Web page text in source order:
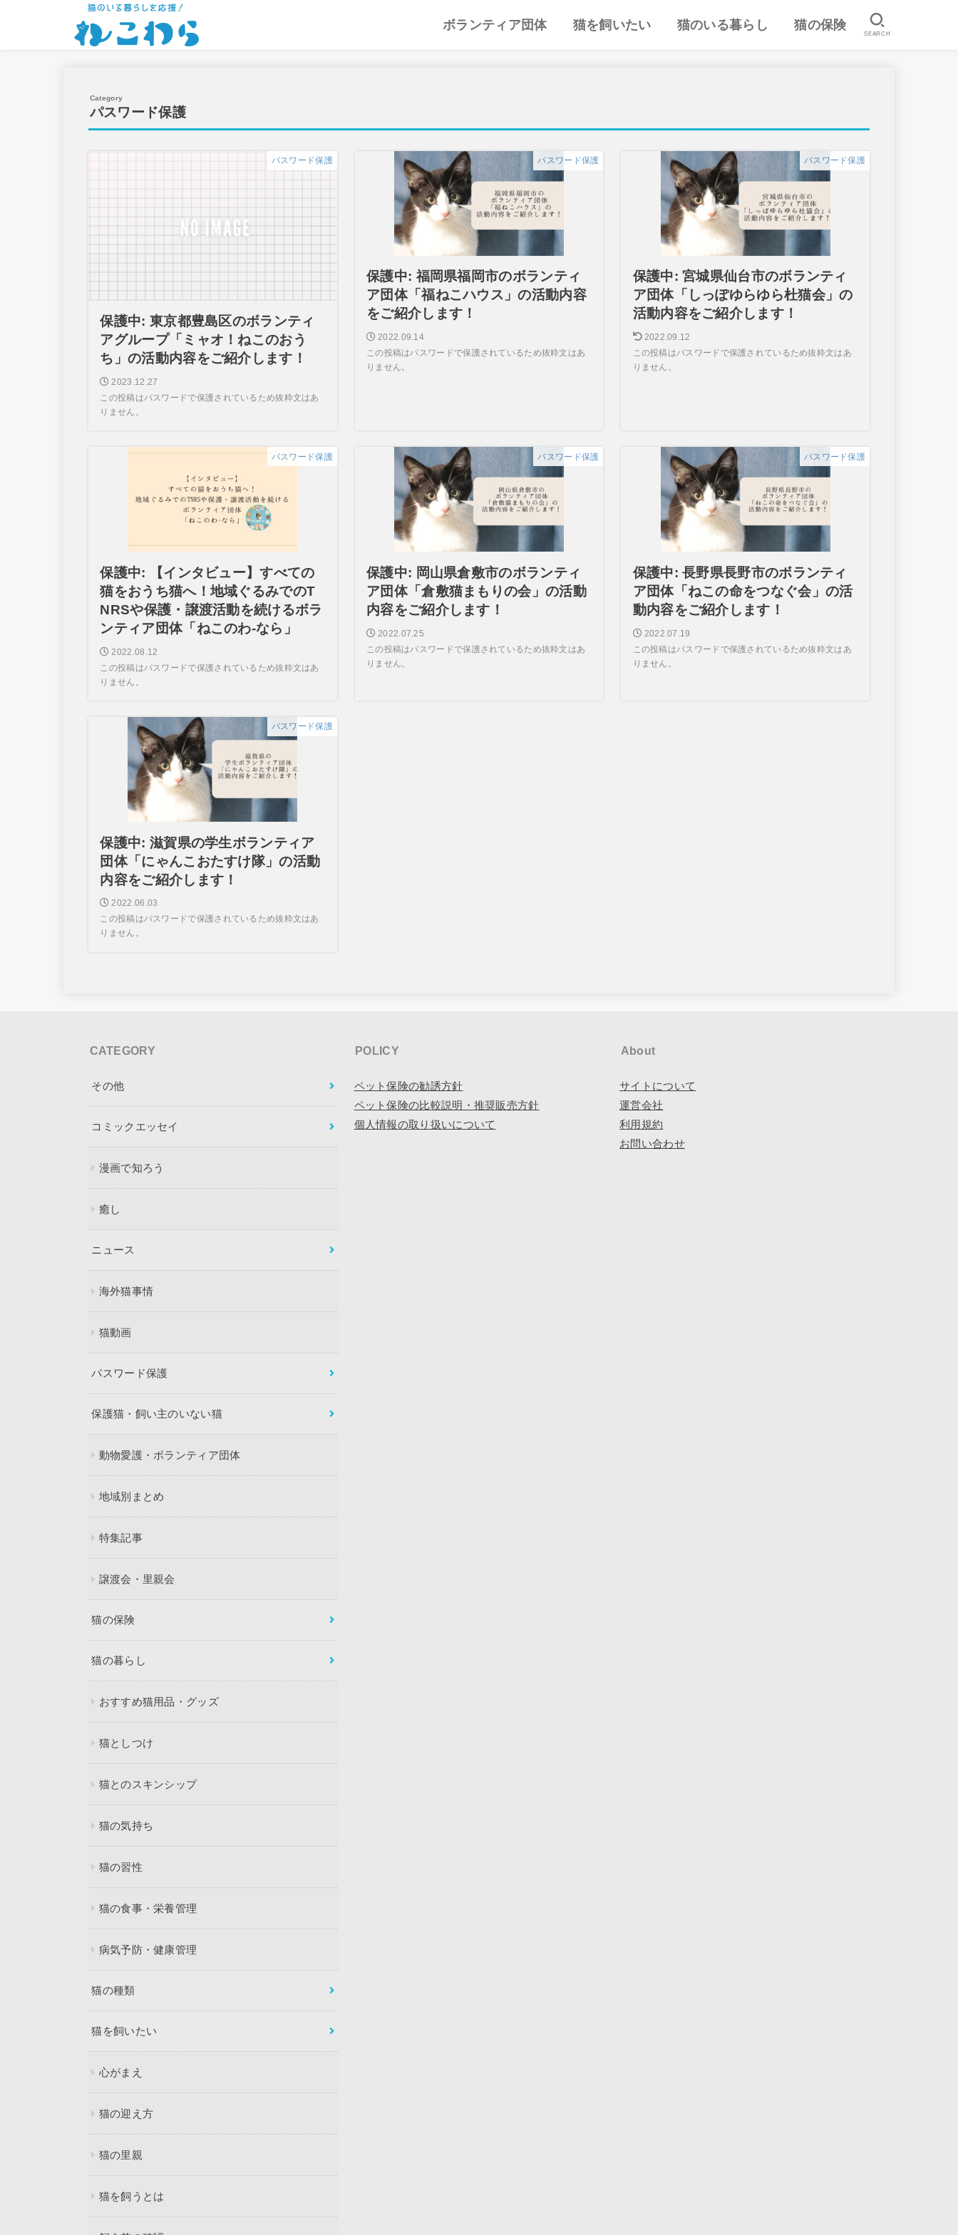
ボランティア団体 猫を飼いたい 猫のいる暮らし 猫の保険
SEARCH
パスワード保護
パスワード保護
保護中: 東京都豊島区のボランティ
アグループ「ミャオ！ねこのおう
ち」の活動内容をご紹介します！
2023.12.27
この投稿はパスワードで保護されているため抜粋文はあ
りません。
パスワード保護
保護中: 福岡県福岡市のボランティ
ア団体「福ねこハウス」の活動内容
をご紹介します！
2022.09.14
この投稿はパスワードで保護されているため抜粋文はあ
りません。
パスワード保護
保護中: 宮城県仙台市のボランティ
ア団体「しっぽゆらゆら杜猫会」の
活動内容をご紹介します！
2022.09.12
この投稿はパスワードで保護されているため抜粋文はあ
りません。
パスワード保護
保護中: 【インタビュー】すべての
猫をおうち猫へ！地域ぐるみでのT
NRSや保護・譲渡活動を続けるボラ
ンティア団体「ねこのわ-なら」
2022.08.12
この投稿はパスワードで保護されているため抜粋文はあ
りません。
パスワード保護
保護中: 岡山県倉敷市のボランティ
ア団体「倉敷猫まもりの会」の活動
内容をご紹介します！
2022.07.25
この投稿はパスワードで保護されているため抜粋文はあ
りません。
パスワード保護
保護中: 長野県長野市のボランティ
ア団体「ねこの命をつなぐ会」の活
動内容をご紹介します！
2022.07.19
この投稿はパスワードで保護されているため抜粋文はあ
りません。
パスワード保護
保護中: 滋賀県の学生ボランティア
団体「にゃんこおたすけ隊」の活動
内容をご紹介します！
2022.06.03
この投稿はパスワードで保護されているため抜粋文はあ
りません。
CATEGORY
その他
コミックエッセイ
漫画で知ろう
癒し
ニュース
海外猫事情
猫動画
パスワード保護
保護猫・飼い主のいない猫
動物愛護・ボランティア団体
地域別まとめ
特集記事
譲渡会・里親会
猫の保険
猫の暮らし
おすすめ猫用品・グッズ
猫としつけ
猫とのスキンシップ
猫の気持ち
猫の習性
猫の食事・栄養管理
病気予防・健康管理
猫の種類
猫を飼いたい
心がまえ
猫の迎え方
猫の里親
猫を飼うとは
POLICY
ペット保険の勧誘方針
ペット保険の比較説明・推奨販売方針
個人情報の取り扱いについて
About
サイトについて
運営会社
利用規約
お問い合わせ